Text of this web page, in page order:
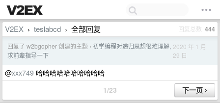
V2EX › teslabcd › 全部回复 回复总数 444
回复了 w2bgopher 创建的主题 › 初学编程对递归思想很难理解,
求前辈指导一下
2020 年 1 月
29 日
@xxx749 哈哈哈哈哈哈哈哈哈哈
1/23